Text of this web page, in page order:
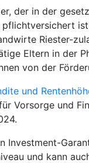
der in der
pflichtversichert
Riester-
Eltern in der
von der
und
Vorsorge und
Investment-
und kann